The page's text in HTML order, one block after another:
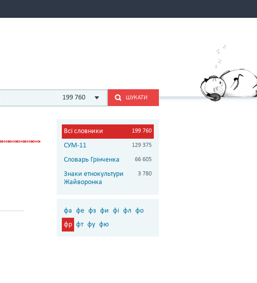
199 760 ШУКАТИ
Всі словники 199 760
СУМ-11 129 375
Словарь Грінченка 66 605
Знаки етнокультури
Жайворонка
3 780
фа фе фз фи фі фл фо
фр фт фу фю